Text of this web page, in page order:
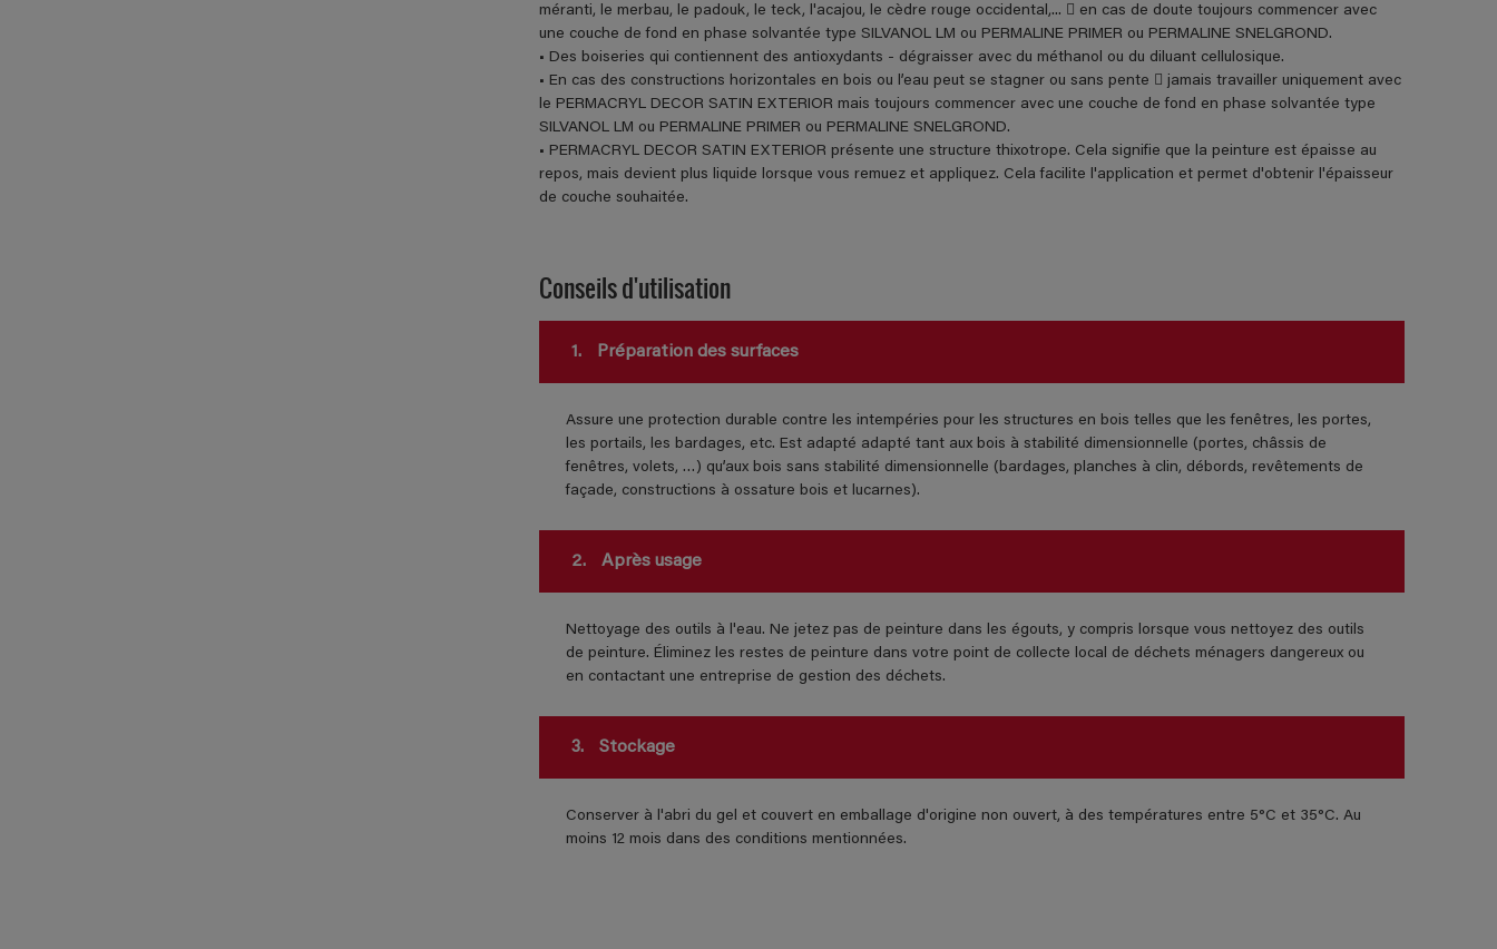
méranti, le merbau, le padouk, le teck, l'acajou, le cèdre rouge occidental,...  en cas de doute toujours commencer avec
une couche de fond en phase solvantée type SILVANOL LM ou PERMALINE PRIMER ou PERMALINE SNELGROND.
• Des boiseries qui contiennent des antioxydants - dégraisser avec du méthanol ou du diluant cellulosique.
• En cas des constructions horizontales en bois ou l’eau peut se stagner ou sans pente  jamais travailler uniquement avec
le PERMACRYL DECOR SATIN EXTERIOR mais toujours commencer avec une couche de fond en phase solvantée type
SILVANOL LM ou PERMALINE PRIMER ou PERMALINE SNELGROND.
• PERMACRYL DECOR SATIN EXTERIOR présente une structure thixotrope. Cela signifie que la peinture est épaisse au
repos, mais devient plus liquide lorsque vous remuez et appliquez. Cela facilite l'application et permet d'obtenir l'épaisseur
de couche souhaitée.
Conseils d'utilisation
1. Préparation des surfaces
Assure une protection durable contre les intempéries pour les structures en bois telles que les fenêtres, les portes,
les portails, les bardages, etc. Est adapté adapté tant aux bois à stabilité dimensionnelle (portes, châssis de
fenêtres, volets, …) qu’aux bois sans stabilité dimensionnelle (bardages, planches à clin, débords, revêtements de
façade, constructions à ossature bois et lucarnes).
2. Après usage
Nettoyage des outils à l'eau. Ne jetez pas de peinture dans les égouts, y compris lorsque vous nettoyez des outils
de peinture. Éliminez les restes de peinture dans votre point de collecte local de déchets ménagers dangereux ou
en contactant une entreprise de gestion des déchets.
3. Stockage
Conserver à l'abri du gel et couvert en emballage d'origine non ouvert, à des températures entre 5°C et 35°C. Au
moins 12 mois dans des conditions mentionnées.